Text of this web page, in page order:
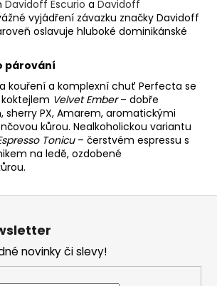
Davidoff Escurio a Davidoff
vyjádření závazku značky Davidoff
oslavuje hluboké dominikánské
párování
kouření a komplexní chuť Perfecta se
Velvet Ember – dobře
sherry PX, Amarem, aromatickými
kůrou. Nealkoholickou variantu
Tonicu – čerstvém espressu s
na ledě, ozdobené
novinky či slevy!